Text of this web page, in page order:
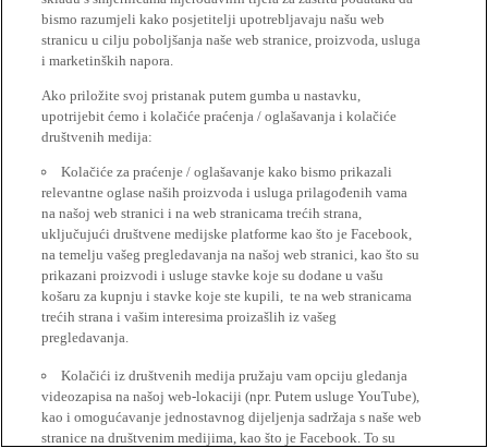
bismo razumjeli kako posjetitelji upotrebljavaju našu web
stranicu u cilju poboljšanja naše web stranice, proizvoda, usluga
i marketinških napora.
Ako priložite svoj pristanak putem gumba u nastavku,
upotrijebit ćemo i kolačiće praćenja / oglašavanja i kolačiće
društvenih medija:
Kolačiće za praćenje / oglašavanje kako bismo prikazali
relevantne oglase naših proizvoda i usluga prilagođenih vama
na našoj web stranici i na web stranicama trećih strana,
uključujući društvene medijske platforme kao što je Facebook,
na temelju vašeg pregledavanja na našoj web stranici, kao što su
prikazani proizvodi i usluge stavke koje su dodane u vašu
košaru za kupnju i stavke koje ste kupili, te na web stranicama
trećih strana i vašim interesima proizašlih iz vašeg
pregledavanja.
Kolačići iz društvenih medija pružaju vam opciju gledanja
videozapisa na našoj web-lokaciji (npr. Putem usluge YouTube),
kao i omogućavanje jednostavnog dijeljenja sadržaja s naše web
stranice na društvenim medijima, kao što je Facebook. To su